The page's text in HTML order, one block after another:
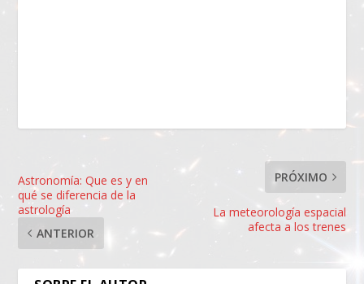
Astronomía: Que es y en
qué se diferencia de la
astrología
ANTERIOR
PRÓXIMO
La meteorología espacial
afecta a los trenes